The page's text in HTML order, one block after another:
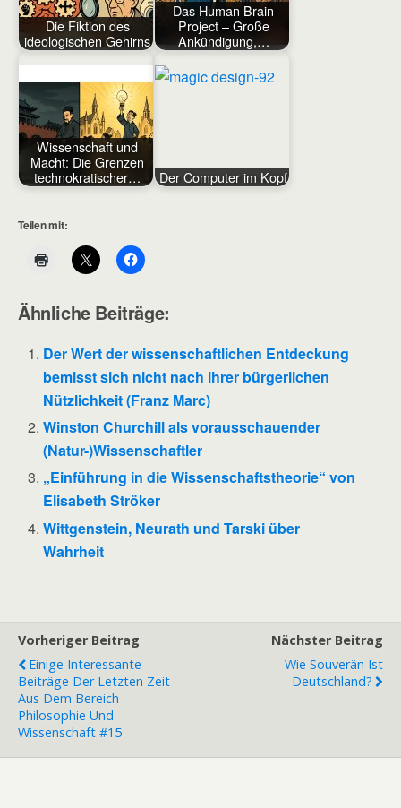
Die Fiktion des
ideologischen Gehirns
Das Human Brain
Project – Große
Ankündigung,…
Wissenschaft und
Macht: Die Grenzen
technokratischer…
Der Computer im Kopf
Teilen mit:
Ähnliche Beiträge:
Der Wert der wissenschaftlichen Entdeckung
bemisst sich nicht nach ihrer bürgerlichen
Nützlichkeit (Franz Marc)
Winston Churchill als vorausschauender
(Natur-)Wissenschaftler
„Einführung in die Wissenschaftstheorie“ von
Elisabeth Ströker
Wittgenstein, Neurath und Tarski über
Wahrheit
Vorheriger Beitrag
Einige Interessante
Beiträge Der Letzten Zeit
Aus Dem Bereich
Philosophie Und
Wissenschaft #15
Nächster Beitrag
Wie Souverän Ist
Deutschland?